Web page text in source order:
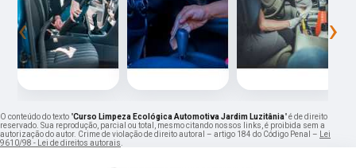
‹ ›
O conteúdo do texto "Curso Limpeza Ecológica Automotiva Jardim Luzitânia" é de direito
reservado. Sua reprodução, parcial ou total, mesmo citando nossos links, é proibida sem a
autorização do autor. Crime de violação de direito autoral – artigo 184 do Código Penal –
Lei
9610/98 - Lei de direitos autorais